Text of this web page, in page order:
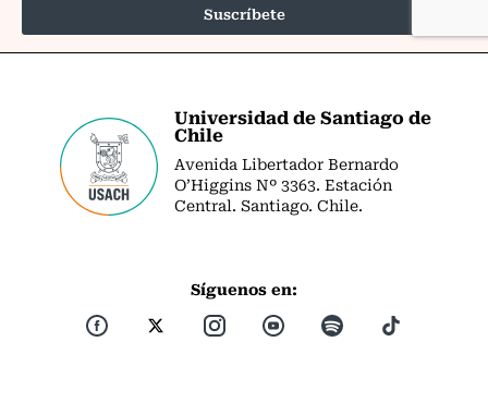
Universidad de Santiago de
Chile
Avenida Libertador Bernardo
O’Higgins Nº 3363. Estación
Central. Santiago. Chile.
Síguenos en: